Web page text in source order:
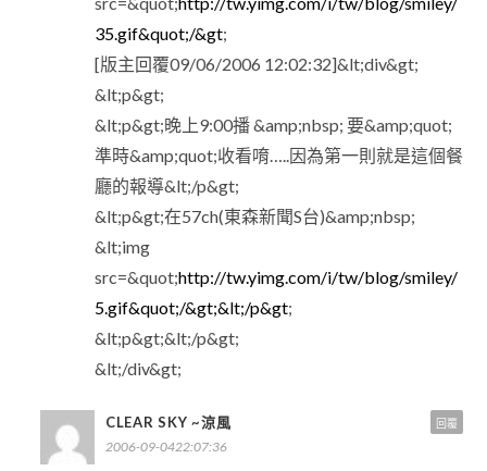
35.gif&quot;/&gt;
[版主回覆09/06/2006 12:02:32]&lt;div&gt;
&lt;p&gt;
&lt;p&gt;晚上9:00播 &amp;nbsp; 要&amp;quot;
準時&amp;quot;收看唷…..因為第一則就是這個餐
廳的報導&lt;/p&gt;
&lt;p&gt;在57ch(東森新聞S台)&amp;nbsp;
&lt;img
src=&quot;http://tw.yimg.com/i/tw/blog/smiley/
5.gif&quot;/&gt;&lt;/p&gt;
&lt;p&gt;&lt;/p&gt;
&lt;/div&gt;
CLEAR SKY ~涼風
2006-09-0422:07:36
回覆